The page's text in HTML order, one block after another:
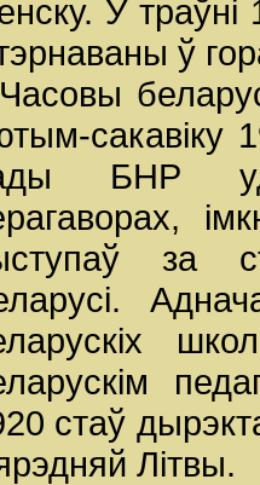
У траўні
ў
сакавіку
БНР
за
стаў
Літвы.